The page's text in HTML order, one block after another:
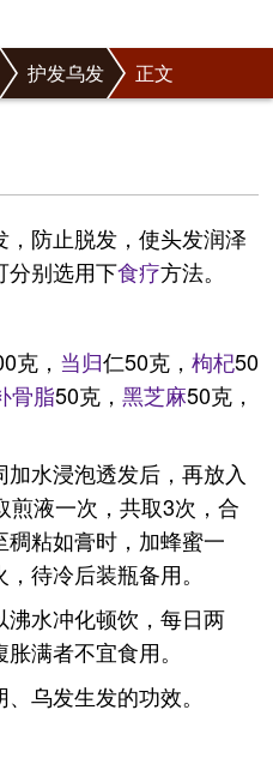
护发乌发 正文
防止脱发，使头发润泽
分别选用下食疗方法。
克， 当归仁50克， 枸杞50
骨脂50克， 黑芝麻50克，
水浸泡透发后，再放入
煎液一次，共取3次，合
粘如膏时，加蜂蜜一
待冷后装瓶备用。
水冲化顿饮，每日两
满者不宜食用。
乌发生发的功效。